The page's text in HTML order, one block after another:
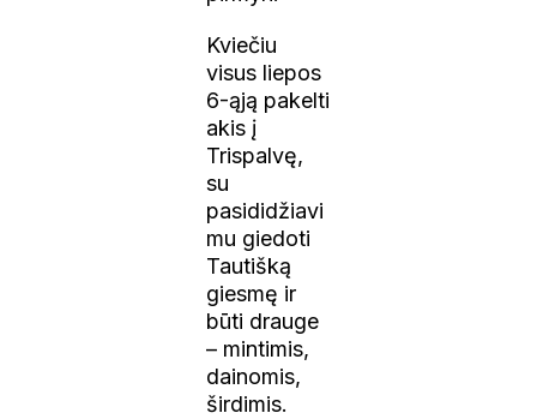
Kviečiu
visus liepos
6-ąją pakelti
akis į
Trispalvę,
su
pasididžiavi
mu giedoti
Tautišką
giesmę ir
būti drauge
– mintimis,
dainomis,
širdimis.